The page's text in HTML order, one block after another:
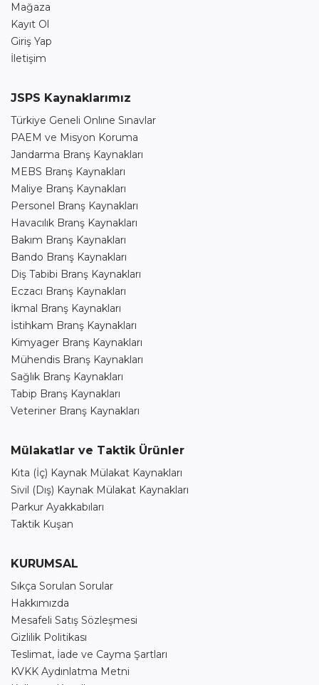
Mağaza
Kayıt Ol
Giriş Yap
İletişim
JSPS Kaynaklarımız
Türkiye Geneli Onlıne Sınavlar
PAEM ve Misyon Koruma
Jandarma Branş Kaynakları
MEBS Branş Kaynakları
Maliye Branş Kaynakları
Personel Branş Kaynakları
Havacılık Branş Kaynakları
Bakım Branş Kaynakları
Bando Branş Kaynakları
Diş Tabibi Branş Kaynakları
Eczacı Branş Kaynakları
İkmal Branş Kaynakları
İstihkam Branş Kaynakları
Kimyager Branş Kaynakları
Mühendis Branş Kaynakları
Sağlık Branş Kaynakları
Tabip Branş Kaynakları
Veteriner Branş Kaynakları
Mülakatlar ve Taktik Ürünler
Kıta (İç) Kaynak Mülakat Kaynakları
Sivil (Dış) Kaynak Mülakat Kaynakları
Parkur Ayakkabıları
Taktik Kuşan
KURUMSAL
Sıkça Sorulan Sorular
Hakkımızda
Mesafeli Satış Sözleşmesi
Gizlilik Politikası
Teslimat, İade ve Cayma Şartları
KVKK Aydınlatma Metni